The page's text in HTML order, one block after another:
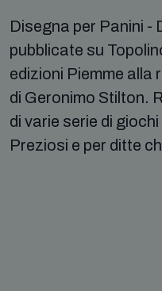
Disegna per Panini -
pubblicate su
edizioni Piemme alla
di Geronimo Stilton.
di varie serie di
Preziosi e per ditte